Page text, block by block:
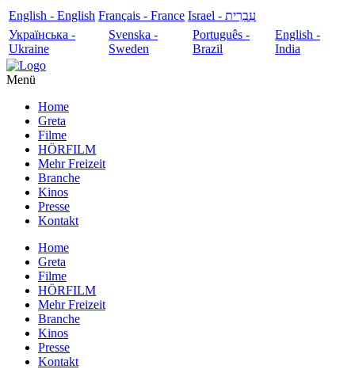
English - English Français - France
עִבְרִית - Israel
Українська -
Ukraine
Svenska -
Sweden
Português -
Brazil
English -
India
Menü
Home
Greta
Filme
HÖRFILM
Mehr Freizeit
Branche
Kinos
Presse
Kontakt
Home
Greta
Filme
HÖRFILM
Mehr Freizeit
Branche
Kinos
Presse
Kontakt